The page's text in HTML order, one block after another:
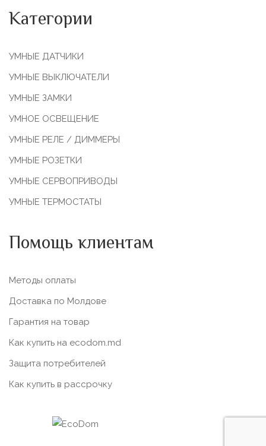
Категории
УМНЫЕ ДАТЧИКИ
УМНЫЕ ВЫКЛЮЧАТЕЛИ
УМНЫЕ ЗАМКИ
УМНОЕ ОСВЕЩЕНИЕ
УМНЫЕ РЕЛЕ / ДИММЕРЫ
УМНЫЕ РОЗЕТКИ
УМНЫЕ СЕРВОПРИВОДЫ
УМНЫЕ ТЕРМОСТАТЫ
Помощь клиентам
Методы оплаты
Доставка по Молдове
Гарантия на товар
Как купить на ecodom.md
Защита потребителей
Как купить в рассрочку